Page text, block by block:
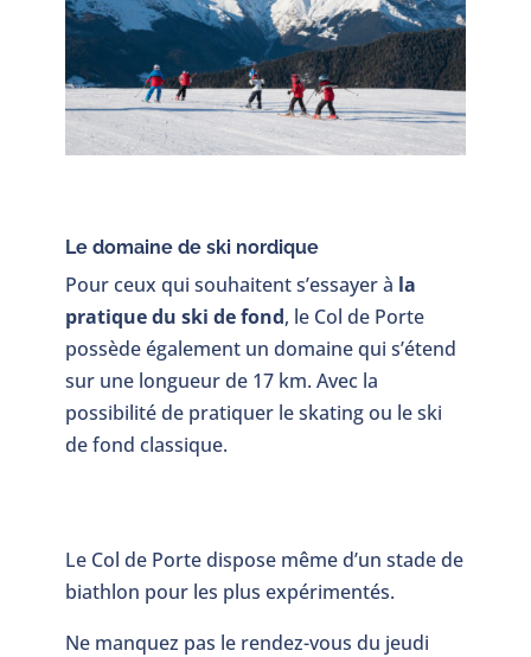
Le domaine de ski nordique
Pour ceux qui souhaitent s’essayer à la
pratique du ski de fond, le Col de Porte
possède également un domaine qui s’étend
sur une longueur de 17 km. Avec la
possibilité de pratiquer le skating ou le ski
de fond classique.
Le Col de Porte dispose même d’un stade de
biathlon pour les plus expérimentés.
Ne manquez pas le rendez-vous du jeudi